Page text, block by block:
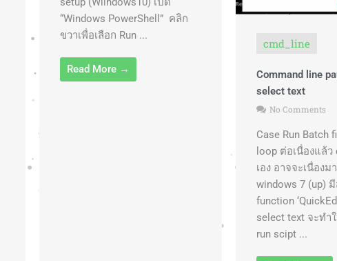
“Windows PowerShell” คลิก
ขวาเพื่อเลือก Run ...
Read More →
cmd_line
Command line
select text
No Comments
Case Run Batch
loop ต่อเนื่องแล้
เอง อาจจะเนื่องม
windows 7 (up)
function
select text จะทำ
run scipt ...